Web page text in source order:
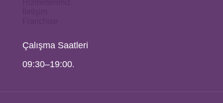
Çalışma Saatleri
09:30–19:00.